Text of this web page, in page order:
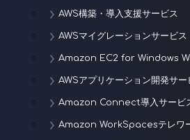
AWS構築・導入支援サービス
AWSマイグレーションサービス
Amazon EC2 for Windows
AWSアプリケーション開発サー
Amazon Connect導入サービ
Amazon WorkSpacesテレワ